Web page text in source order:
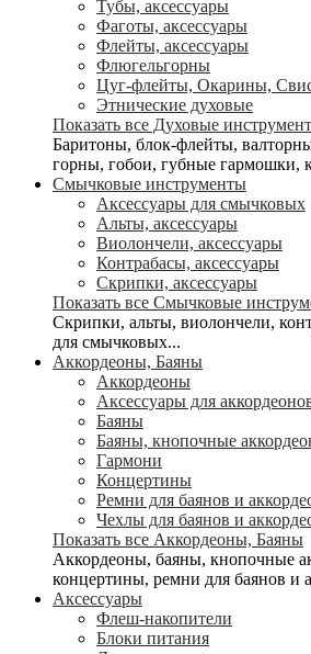
Тубы, аксессуары
Фаготы, аксессуары
Флейты, аксессуары
Флюгельгорны
Цуг-флейты, Окарины,
Этнические духовые
Показать все Духовые
Баритоны, блок-флейты,
горны, гобои, губные гармошки,
Смычковые инструменты
Аксессуары для смычковых
Альты, аксессуары
Виолончели, аксессуары
Контрабасы, аксессуары
Скрипки, аксессуары
Показать все Смычковые
Скрипки, альты, виолончели,
для смычковых...
Аккордеоны, Баяны
Аккордеоны
Аксессуары для
Баяны
Баяны, кнопочные
Гармони
Концертины
Ремни для баянов и
Чехлы для баянов и
Показать все Аккордеоны, Баяны
Аккордеоны, баяны, кнопочные
концертины, ремни для баянов и
Аксессуары
Флеш-накопители
Блоки питания